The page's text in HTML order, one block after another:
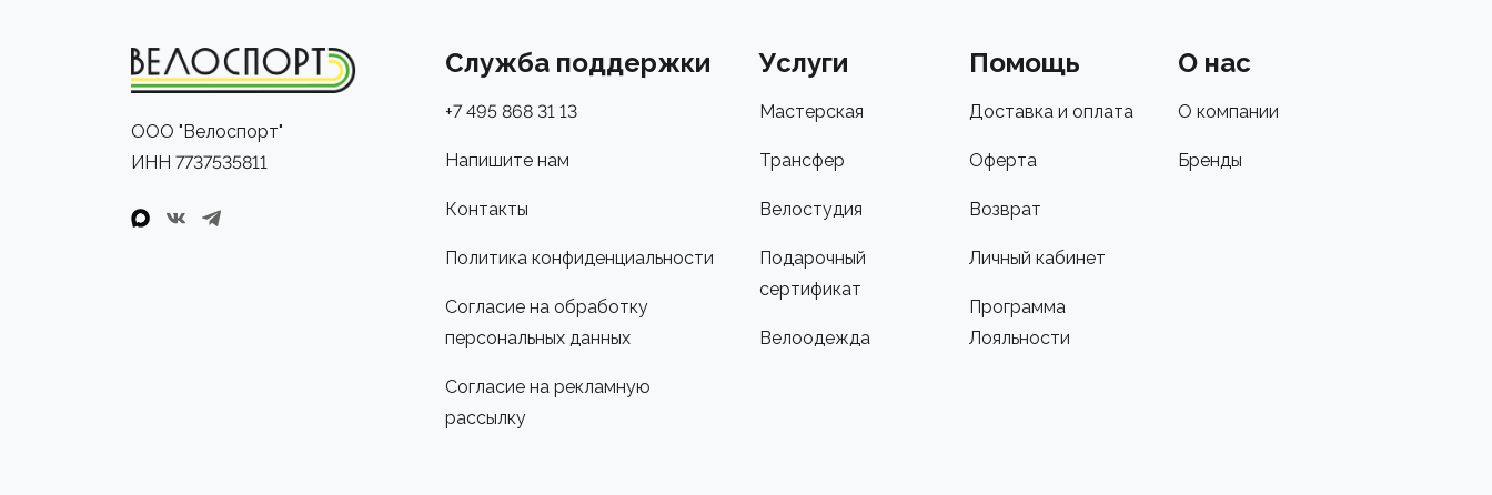
ООО "Велоспорт"
ИНН 7737535811
Служба поддержки
+7 495 868 31 13
Напишите нам
Контакты
Политика конфиденциальности
Согласие на обработку
персональных данных
Согласие на рекламную
рассылку
Услуги
Мастерская
Трансфер
Велостудия
Подарочный
сертификат
Велоодежда
Помощь
Доставка и оплата
Оферта
Возврат
Личный кабинет
Программа
Лояльности
О нас
О компании
Бренды